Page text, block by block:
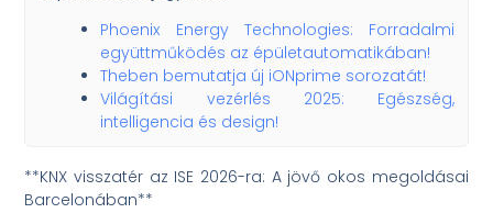
Phoenix Energy Technologies: Forradalmi
együttműködés az épületautomatikában!
Theben bemutatja új iONprime sorozatát!
Világítási vezérlés 2025: Egészség,
intelligencia és design!
**KNX visszatér az ISE 2026-ra: A jövő okos megoldásai
Barcelonában**